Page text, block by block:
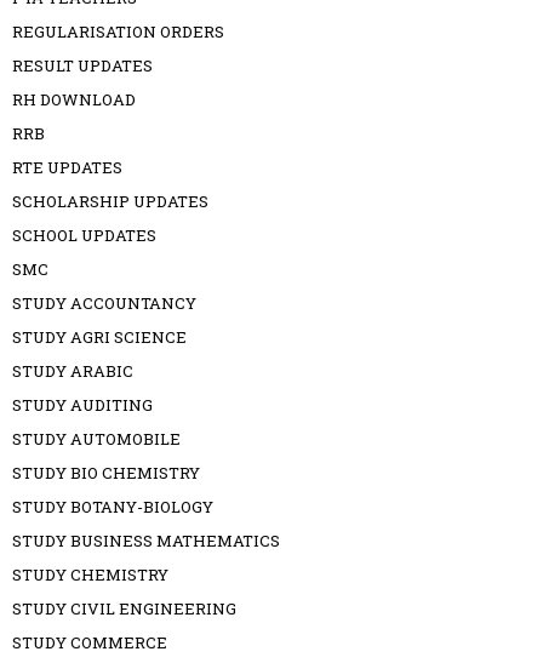
REGULARISATION ORDERS
RESULT UPDATES
RH DOWNLOAD
RRB
RTE UPDATES
SCHOLARSHIP UPDATES
SCHOOL UPDATES
SMC
STUDY ACCOUNTANCY
STUDY AGRI SCIENCE
STUDY ARABIC
STUDY AUDITING
STUDY AUTOMOBILE
STUDY BIO CHEMISTRY
STUDY BOTANY-BIOLOGY
STUDY BUSINESS MATHEMATICS
STUDY CHEMISTRY
STUDY CIVIL ENGINEERING
STUDY COMMERCE